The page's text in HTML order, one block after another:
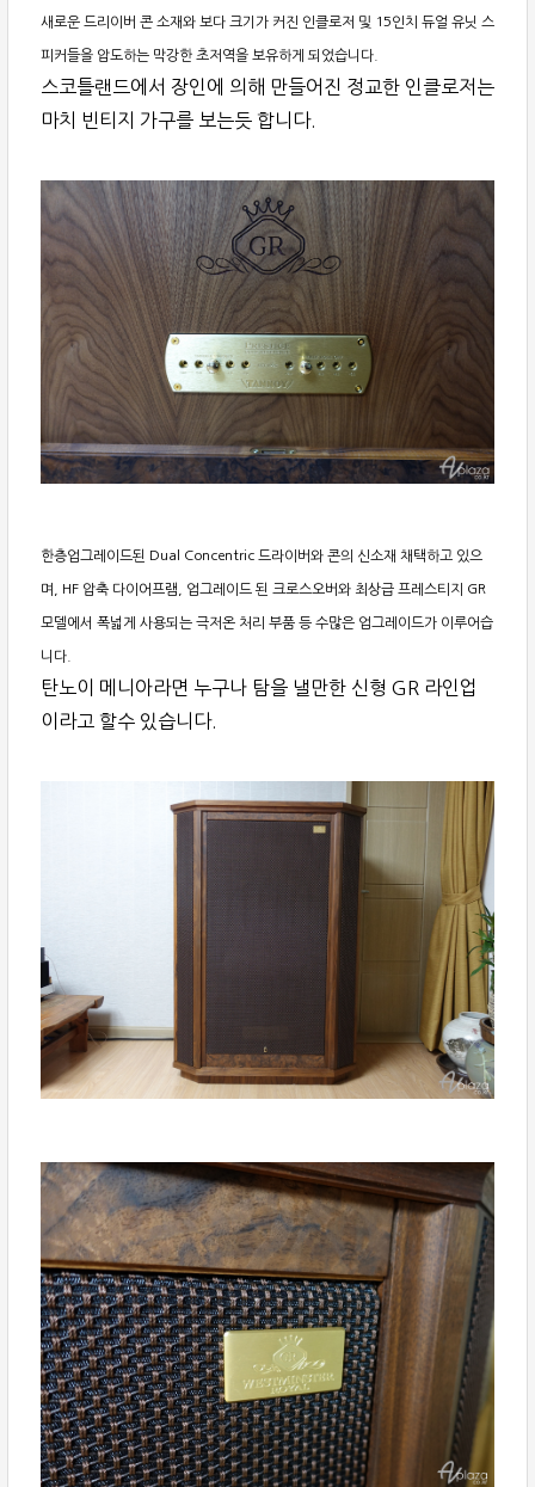
새로운 드리이버 콘 소재와 보다 크기가 커진 인클로저 및 15인치 듀얼 유닛 스
피커들을 압도하는 막강한 초저역을 보유하게 되었습니다.
스코틀랜드에서 장인에 의해 만들어진 정교한 인클로저는
마치 빈티지 가구를 보는듯 합니다.
한층업그레이드된 Dual Concentric 드라이버와 콘의 신소재 채택하고 있으
며, HF 압축 다이어프램, 업그레이드 된 크로스오버와 최상급 프레스티지 GR
모델에서 폭넓게 사용되는 극저온 처리 부품 등 수많은 업그레이드가 이루어습
니다.
탄노이 메니아라면 누구나 탐을 낼만한 신형 GR 라인업
이라고 할수 있습니다.